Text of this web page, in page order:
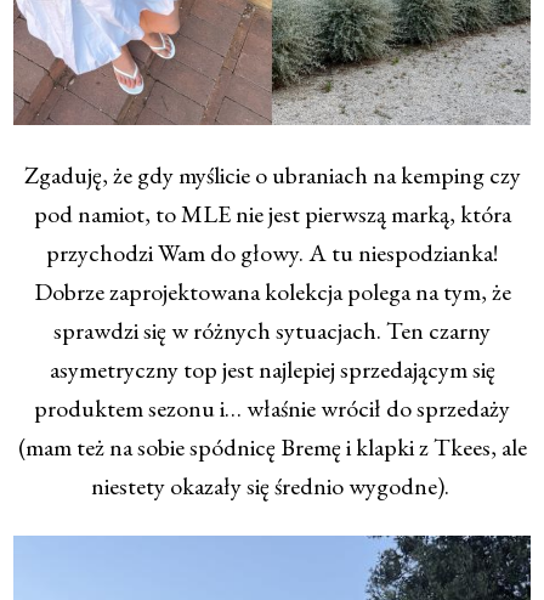
Zgaduję, że gdy myślicie o ubraniach na kemping czy
pod namiot, to MLE nie jest pierwszą marką, która
przychodzi Wam do głowy. A tu niespodzianka!
Dobrze zaprojektowana kolekcja polega na tym, że
sprawdzi się w różnych sytuacjach. Ten czarny
asymetryczny top jest najlepiej sprzedającym się
produktem sezonu i… właśnie wrócił do sprzedaży
(mam też na sobie spódnicę Bremę i klapki z Tkees, ale
niestety okazały się średnio wygodne).